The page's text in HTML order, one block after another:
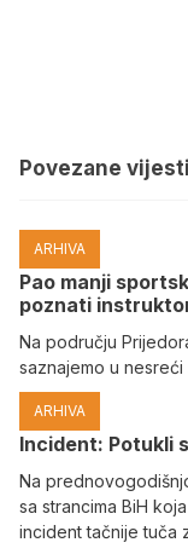
Povezane vijesti
ARHIVA
Pao manji
poznati
Na području
saznajemo u
ARHIVA
Incident: Potukli
Na
sa strancima BiH
incident tačnije tuča